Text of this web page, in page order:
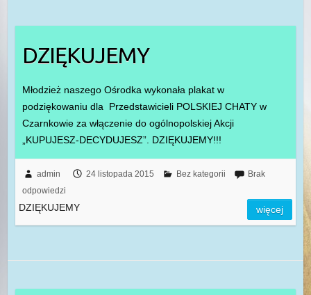
DZIĘKUJEMY
Młodzież naszego Ośrodka wykonała plakat w
podziękowaniu dla Przedstawicieli POLSKIEJ CHATY w
Czarnkowie za włączenie do ogólnopolskiej Akcji
„KUPUJESZ-DECYDUJESZ”. DZIĘKUJEMY!!!
admin 24 listopada 2015 Bez kategorii
Brak
odpowiedzi
DZIĘKUJEMY więcej